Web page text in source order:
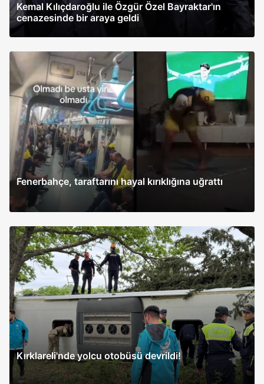
Kemal Kılıçdaroğlu ile Özgür Özel Bayraktar'ın
cenazesinde bir araya geldi
Fenerbahçe, taraftarını hayal kırıklığına uğrattı
Kırklareli'nde yolcu otobüsü devrildi!